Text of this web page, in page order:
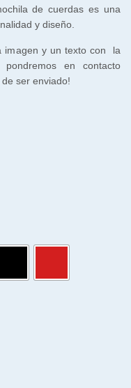
de cuerdas es una
y diseño.
imagen y un texto con la
en contacto
ser enviado!